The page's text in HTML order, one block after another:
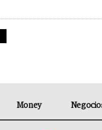
Money